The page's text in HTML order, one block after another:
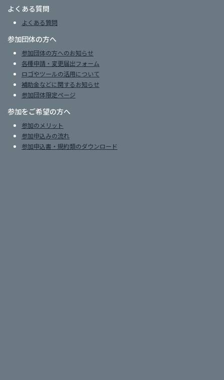
よくある質問
よくある質問
参加団体の方へ
参加団体の方へのお知らせ
各種申請・変更届出フォーム
ロゴやツールの活用について
補助金などに関するお知らせ
参加団体限定ページ
参加をご希望の方へ
参加のメリット
参加申込みの流れ
参加申込書・規約類のダウンロード